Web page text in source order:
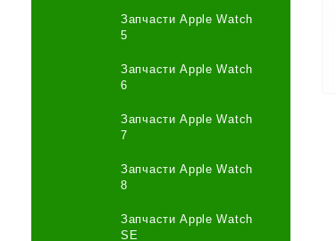
Запчасти Apple Watch
5
Запчасти Apple Watch
6
Запчасти Apple Watch
7
Запчасти Apple Watch
8
Запчасти Apple Watch
SE